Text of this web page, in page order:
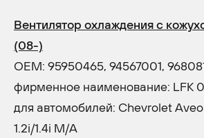
Вентилятор охлаждения с
(08-)
OEM: 95950465, 94567001,
фирменное наименование: LFK
для автомобилей: Chevrolet
1.2i/1.4i M/A